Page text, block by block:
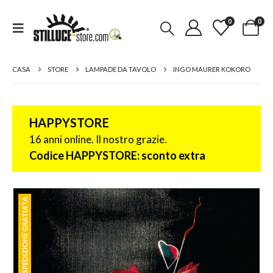
0 0
CASA STORE LAMPADE DA TAVOLO INGO MAURER KOKORO
HAPPYSTORE
16 anni online. Il nostro grazie.
Codice HAPPYSTORE: sconto extra
SPEDIZIONE GRATUITA
SPEDIZIONE GRATUITA